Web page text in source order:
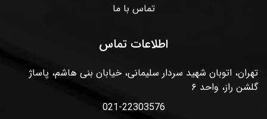
تماس با ما
اطلاعات تماس
تهران، اتوبان شهید سردار سلیمانی، خیابان بنی هاشم، پاساژ
گلشن راز، واحد ۶
021-22303576